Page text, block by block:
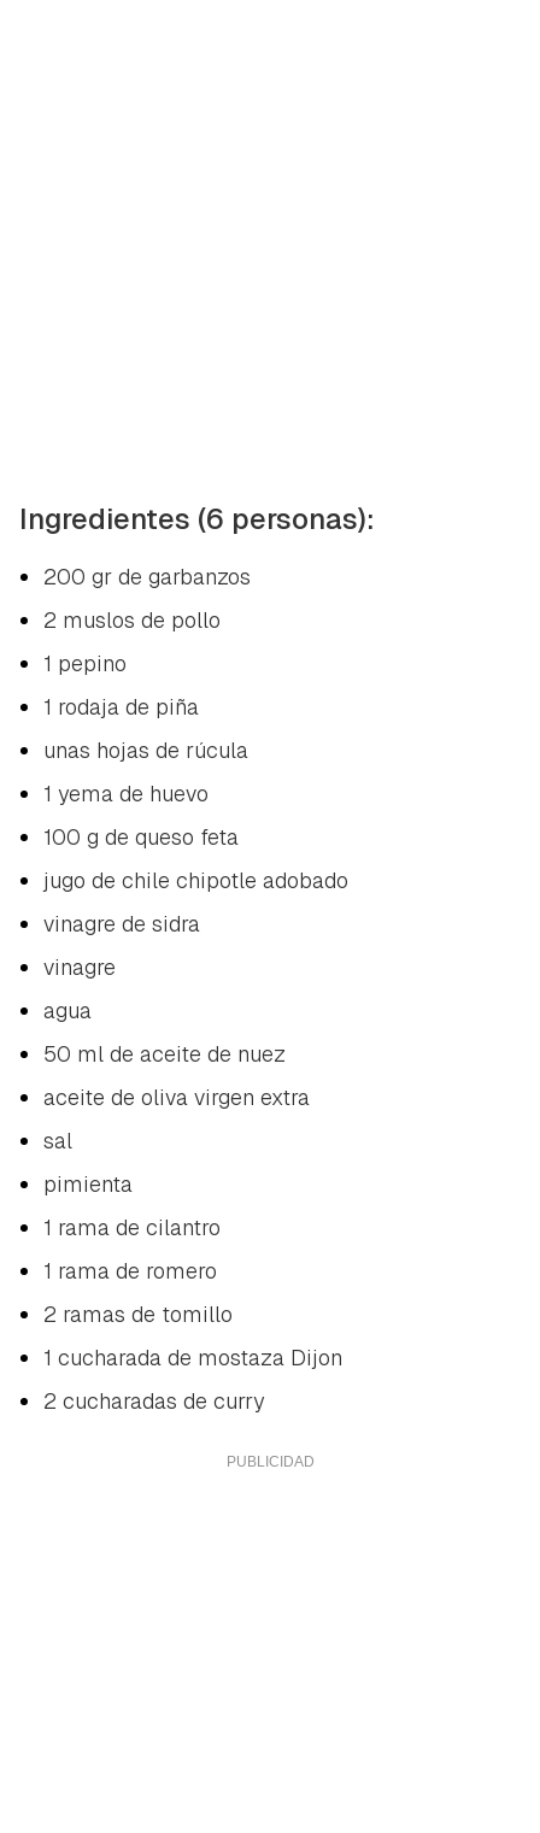
Ingredientes (6 personas):
200 gr de garbanzos
2 muslos de pollo
1 pepino
1 rodaja de piña
unas hojas de rúcula
1 yema de huevo
100 g de queso feta
jugo de chile chipotle adobado
vinagre de sidra
vinagre
agua
50 ml de aceite de nuez
aceite de oliva virgen extra
sal
pimienta
1 rama de cilantro
1 rama de romero
2 ramas de tomillo
1 cucharada de mostaza Dijon
2 cucharadas de curry